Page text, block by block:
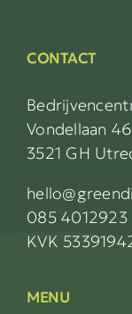
CONTACT
Vondellaan 46
3521 GH
085 4012923
KVK
MENU